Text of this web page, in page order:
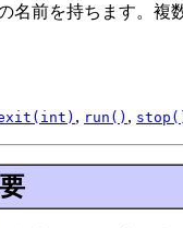
名前を持ちます。複
, run() ,